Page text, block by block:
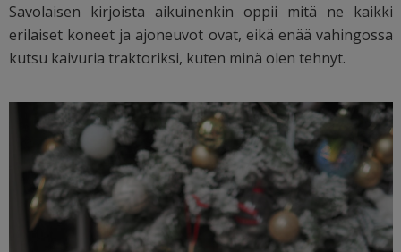
Savolaisen kirjoista aikuinenkin oppii mitä ne kaikki
erilaiset koneet ja ajoneuvot ovat, eikä enää vahingossa
kutsu kaivuria traktoriksi, kuten minä olen tehnyt.